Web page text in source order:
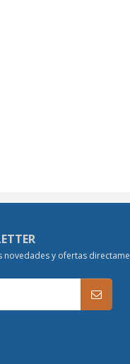
novedades y ofertas